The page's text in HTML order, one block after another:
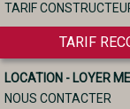
TARIF
TARIF
LOCATION - LOYER
NOUS CONTACTER